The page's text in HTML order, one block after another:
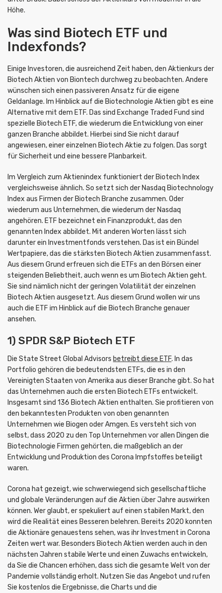
Höhe.
Was sind Biotech ETF und
Indexfonds?
Einige Investoren, die ausreichend Zeit haben, den Aktienkurs der
Biotech Aktien von Biontech durchweg zu beobachten. Andere
wünschen sich einen passiveren Ansatz für die eigene
Geldanlage. Im Hinblick auf die Biotechnologie Aktien gibt es eine
Alternative mit dem ETF. Das sind Exchange Traded Fund sind
spezielle Biotech ETF, die wiederum die Entwicklung von einer
ganzen Branche abbildet. Hierbei sind Sie nicht darauf
angewiesen, einer einzelnen Biotech Aktie zu folgen. Das sorgt
für Sicherheit und eine bessere Planbarkeit.
Im Vergleich zum Aktienindex funktioniert der Biotech Index
vergleichsweise ähnlich. So setzt sich der Nasdaq Biotechnology
Index aus Firmen der Biotech Branche zusammen. Oder
wiederum aus Unternehmen, die wiederum der Nasdaq
angehören. ETF bezeichnet ein Finanzprodukt, das den
genannten Index abbildet. Mit anderen Worten lässt sich
darunter ein Investmentfonds verstehen. Das ist ein Bündel
Wertpapiere, das die stärksten Biotech Aktien zusammenfasst.
Aus diesem Grund erfreuen sich die ETFs an den Börsen einer
steigenden Beliebtheit, auch wenn es um Biotech Aktien geht.
Sie sind nämlich nicht der geringen Volatilität der einzelnen
Biotech Aktien ausgesetzt. Aus diesem Grund wollen wir uns
auch die ETF im Hinblick auf die Biotech Branche genauer
ansehen.
1) SPDR S&P Biotech ETF
Die State Street Global Advisors betreibt diese ETF. In das
Portfolio gehören die bedeutendsten ETFs, die es in den
Vereinigten Staaten von Amerika aus dieser Branche gibt. So hat
das Unternehmen auch die ersten Biotech ETFs entwickelt.
Insgesamt sind 136 Biotech Aktien enthalten. Sie profitieren von
den bekanntesten Produkten von oben genannten
Unternehmen wie Biogen oder Amgen. Es versteht sich von
selbst, dass 2020 zu den Top Unternehmen vor allen Dingen die
Biotechnologie Firmen gehörten, die maßgeblich an der
Entwicklung und Produktion des Corona Impfstoffes beteiligt
waren.
Corona hat gezeigt, wie schwerwiegend sich gesellschaftliche
und globale Veränderungen auf die Aktien über Jahre auswirken
können. Wer glaubt, er spekuliert auf einen stabilen Markt, den
wird die Realität eines Besseren belehren. Bereits 2020 konnten
die Aktionäre genauestens sehen, was ihr Investment in Corona
Zeiten wert war. Besonders Biotech Aktien werden auch in den
nächsten Jahren stabile Werte und einen Zuwachs entwickeln,
da Sie die Chancen erhöhen, dass sich die gesamte Welt von der
Pandemie vollständig erholt. Nutzen Sie das Angebot und rufen
Sie kostenlos die Ergebnisse, die Charts und die